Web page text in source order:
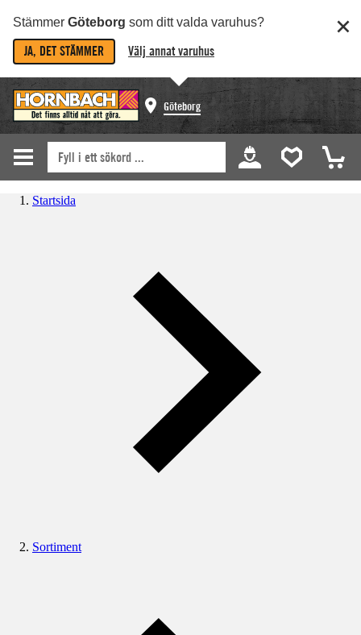
Stämmer Göteborg som ditt valda varuhus?
JA, DET STÄMMER Välj annat varuhus
Göteborg
Startsida
Sortiment